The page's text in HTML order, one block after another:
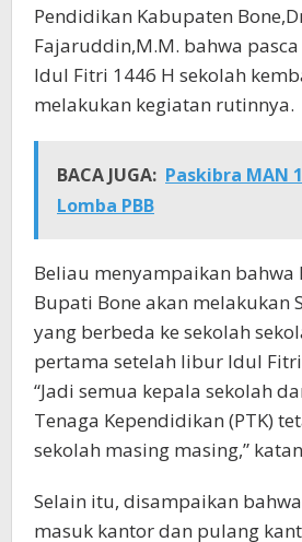
Pendidikan Kabupaten
Fajaruddin,M.M. bahwa
Idul Fitri 1446 H sekolah
melakukan kegiatan rutinnya.
BACA JUGA: Paskibra MAN
Lomba PBB
Beliau menyampaikan
Bupati Bone akan melakukan
yang berbeda ke sekolah
pertama setelah libur Idul
“Jadi semua kepala sekolah
Tenaga Kependidikan (PTK)
sekolah masing masing,”
Selain itu, disampaikan
masuk kantor dan pulang